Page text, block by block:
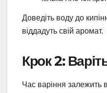
Доведіть воду до
віддадуть свій аромат.
Крок 2:
Час варіння залежить